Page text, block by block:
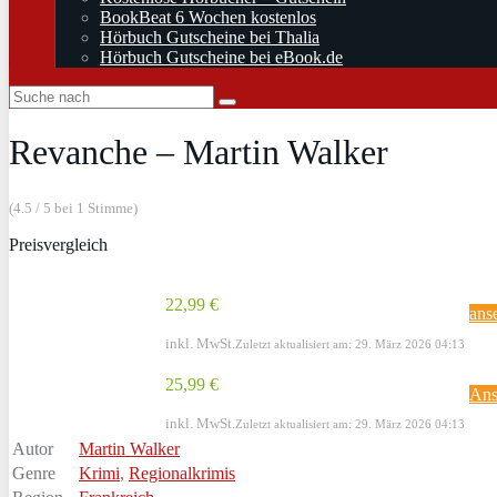
BookBeat 6 Wochen kostenlos
Hörbuch Gutscheine bei Thalia
Hörbuch Gutscheine bei eBook.de
Revanche – Martin Walker
(4.5 / 5 bei 1 Stimme)
Preisvergleich
22,99 €
inkl. MwSt. Zuletzt aktualisiert am: 29. März 2026 04:13
25,99 €
inkl. MwSt. Zuletzt aktualisiert am: 29. März 2026 04:13
Autor
Martin Walker
Genre
Krimi, Regionalkrimis